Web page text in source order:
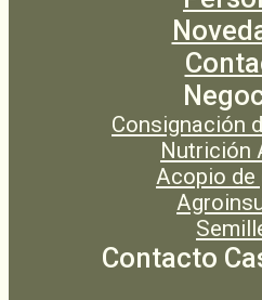
Consignación
Nutrición
Acopio de
Contacto